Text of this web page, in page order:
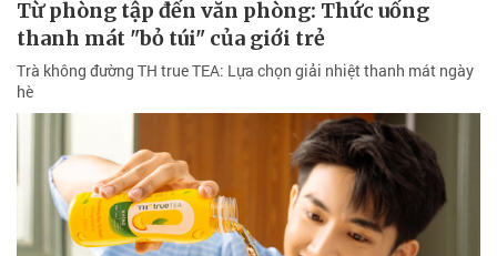
Từ phòng tập đến văn phòng: Thức uống
thanh mát "bỏ túi" của giới trẻ
Trà không đường TH true TEA: Lựa chọn giải nhiệt thanh mát ngày
hè